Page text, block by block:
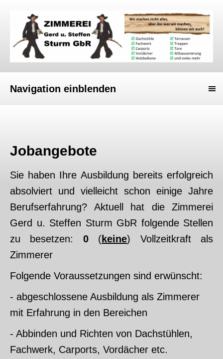
Navigation einblenden
Jobangebote
Sie haben Ihre Ausbildung bereits erfolgreich
absolviert und vielleicht schon einige Jahre
Berufserfahrung? Aktuell hat die Zimmerei
Gerd u. Steffen Sturm GbR folgende Stellen
zu besetzen: 0(keine) Vollzeitkraft als
Zimmerer
Folgende Voraussetzungen sind erwünscht:
- abgeschlossene Ausbildung als Zimmerer
mit Erfahrung in den Bereichen
- Abbinden und Richten von Dachstühlen,
Fachwerk, Carports, Vordächer etc.